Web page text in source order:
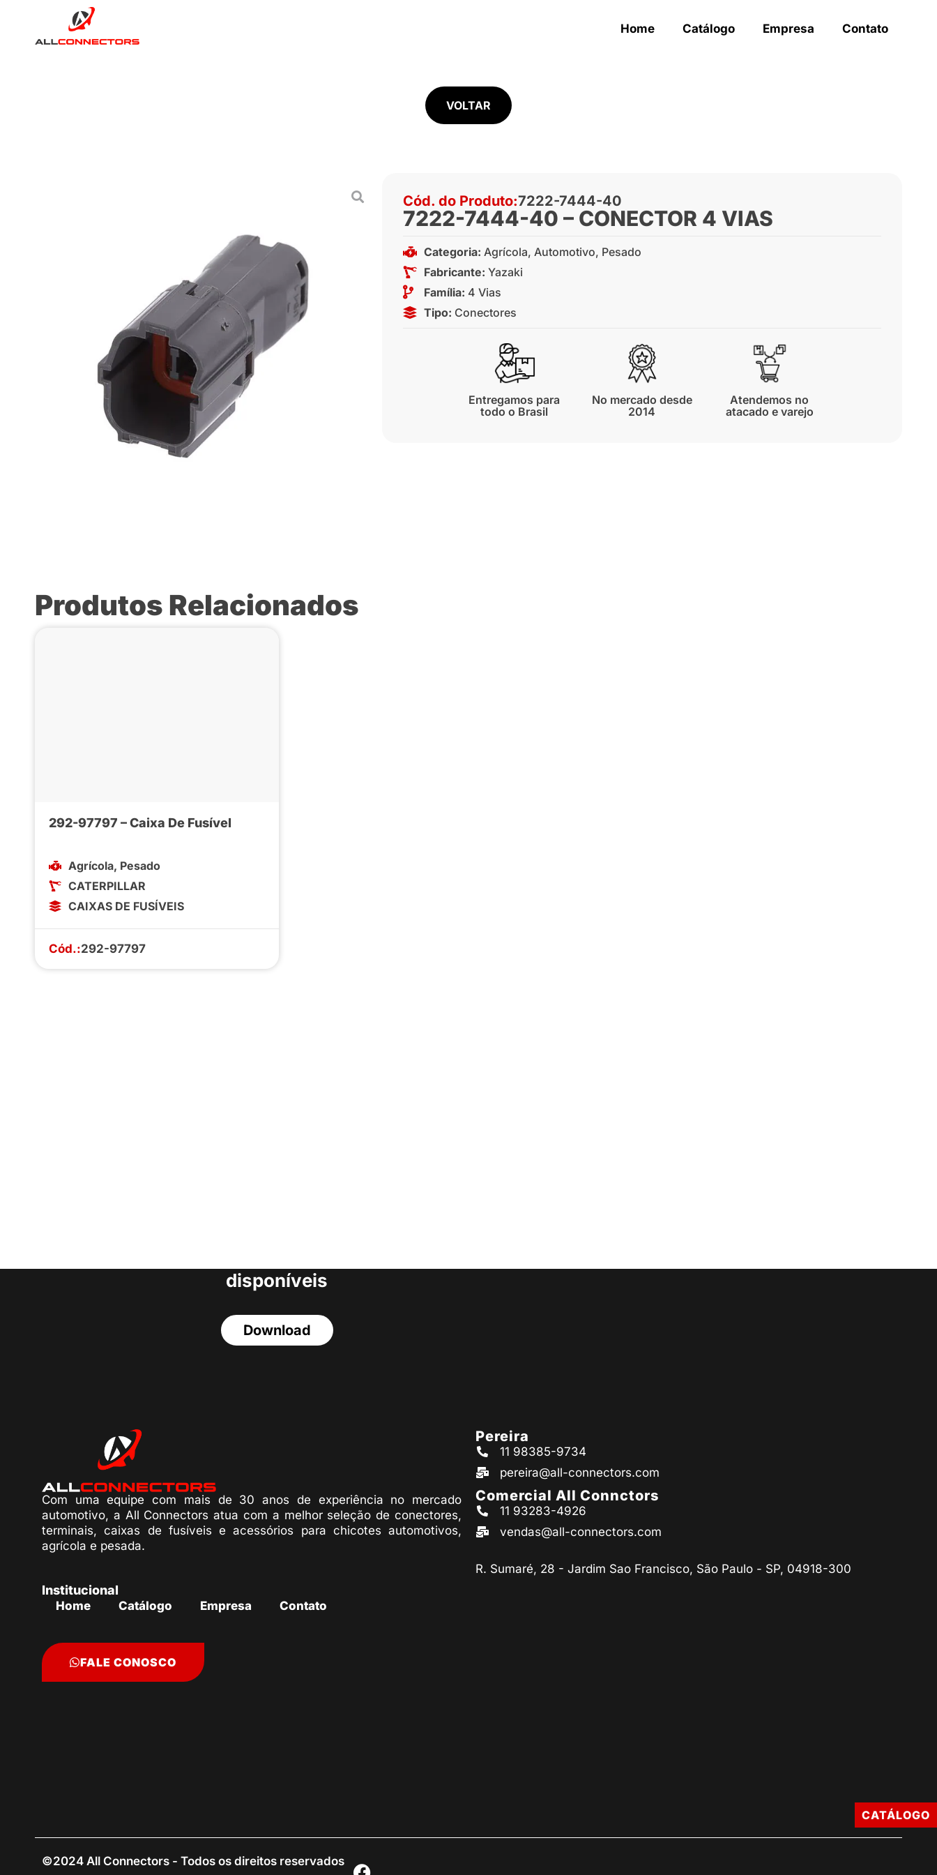
Home Catálogo Empresa Contato
VOLTAR
Cód. do Produto:7222-7444-40
7222-7444-40 – CONECTOR 4 VIAS
Categoria: Agrícola, Automotivo, Pesado
Fabricante: Yazaki
Família: 4 Vias
Tipo: Conectores
Entregamos para
todo o Brasil
No mercado desde
2014
Atendemos no
atacado e varejo
Produtos Relacionados
292-97797 – Caixa De Fusível
Agrícola, Pesado
CATERPILLAR
CAIXAS DE FUSÍVEIS
Cód.:292-97797
disponíveis
Download
Com uma equipe com mais de 30 anos de experiência no mercado
automotivo, a All Connectors atua com a melhor seleção de conectores,
terminais, caixas de fusíveis e acessórios para chicotes automotivos,
agrícola e pesada.
Institucional
Home Catálogo Empresa Contato
FALE CONOSCO
Pereira
11 98385-9734
pereira@all-connectors.com
Comercial All Connctors
11 93283-4926
vendas@all-connectors.com
R. Sumaré, 28 - Jardim Sao Francisco, São Paulo - SP, 04918-300
©2024 All Connectors - Todos os direitos reservados
CATÁLOGO